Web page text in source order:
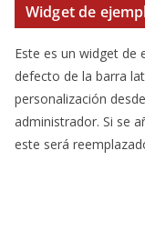
Widget de
Este es un widget de
defecto de la barra
personalización
administrador. Si se
este será